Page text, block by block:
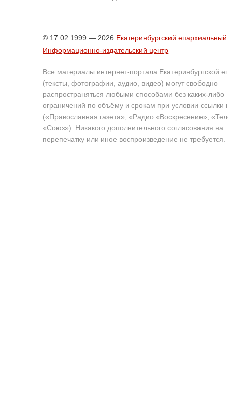
© 17.02.1999 — 2026 Екатеринбургский епархиальный
Информационно-издательский центр
Все материалы интернет-портала Екатеринбургской
(тексты, фотографии, аудио, видео) могут свободно
распространяться любыми способами без каких-либо
ограничений по объёму и срокам при условии ссылки
(«Православная газета», «Радио «Воскресение»,
«Союз»). Никакого дополнительного согласования на
перепечатку или иное воспроизведение не требуется.